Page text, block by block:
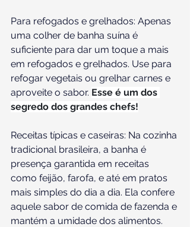
Para refogados e grelhados: Apenas
uma colher de banha suína é
suficiente para dar um toque a mais
em refogados e grelhados. Use para
refogar vegetais ou grelhar carnes e
aproveite o sabor. Esse é um dos
segredo dos grandes chefs!
Receitas típicas e caseiras: Na cozinha
tradicional brasileira, a banha é
presença garantida em receitas
como feijão, farofa, e até em pratos
mais simples do dia a dia. Ela confere
aquele sabor de comida de fazenda e
mantém a umidade dos alimentos.